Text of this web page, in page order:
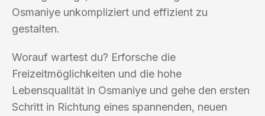
Osmaniye unkompliziert und effizient zu
gestalten.
Worauf wartest du? Erforsche die
Freizeitmöglichkeiten und die hohe
Lebensqualität in Osmaniye und gehe den ersten
Schritt in Richtung eines spannenden, neuen